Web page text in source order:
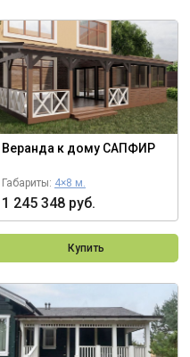
Веранда к дому САПФИР
Габариты: 4×8 м.
1 245 348 руб.
Купить